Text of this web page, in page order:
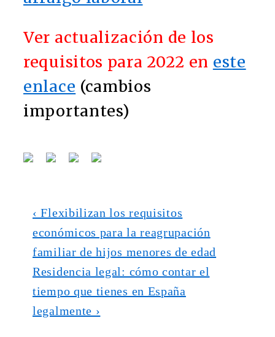
Ver actualización de los
requisitos para 2022 en este
enlace (cambios
importantes)
Navegación
de
entradas
La
entrada
anterior
es
‹ Flexibilizan los requisitos
económicos para la reagrupación
familiar de hijos menores de edad
La
entrada
siguiente
Residencia legal: cómo contar el
tiempo que tienes en España
legalmente ›